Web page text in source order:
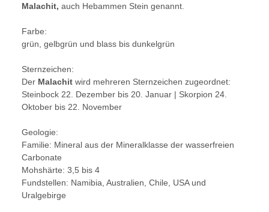
Malachit, auch Hebammen Stein genannt.
Farbe:
grün, gelbgrün und blass bis dunkelgrün
Sternzeichen:
Der Malachit wird mehreren Sternzeichen zugeordnet:
Steinbock 22. Dezember bis 20. Januar | Skorpion 24.
Oktober bis 22. November
Geologie:
Familie: Mineral aus der Mineralklasse der wasserfreien
Carbonate
Mohshärte: 3,5 bis 4
Fundstellen: Namibia, Australien, Chile, USA und
Uralgebirge